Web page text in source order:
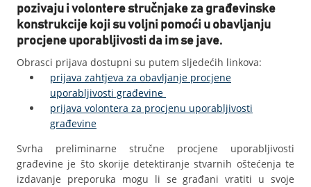
pozivaju i volontere stručnjake za građevinske
konstrukcije koji su voljni pomoći u obavljanju
procjene uporabljivosti da im se jave.
Obrasci prijava dostupni su putem sljedećih linkova:
prijava zahtjeva za obavljanje procjene
uporabljivosti građevine
prijava volontera za procjenu uporabljivosti
građevine
Svrha preliminarne stručne procjene uporabljivosti
građevine je što skorije detektiranje stvarnih oštećenja te
izdavanje preporuka mogu li se građani vratiti u svoje